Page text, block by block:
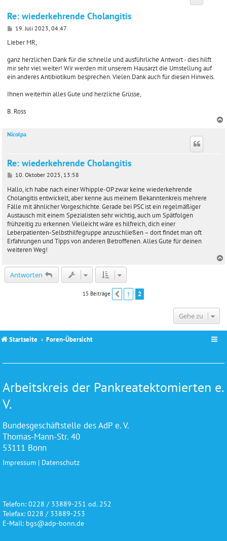
Re: wiederkehrende Cholangitis
B
i
a
g
19. Juli 2023, 04:47
Lieber MR,
ganz herzlichen Dank für die schnelle und ausführliche Antwort - dies hilft
mir sehr viel weiter! Wir werden mit unserem Hausarzt die Umstellung auf
ein anderes Antibiotikum besprechen. Vielen Dank auch für diesen Hinweis.
Ihnen weiterhin alles Gute und herzliche Grüsse,
B. Ross
Nicolpa
Re: wiederkehrende Cholangitis
B
i
t
r
a
g
10. Oktober 2025, 13:58
Hallo, ich habe nach einer Whipple-OP zwar keine wiederkehrende
Cholangitis entwickelt, aber kenne aus meinem Bekanntenkreis mehrere
Fälle mit ähnlicher Vorgeschichte. Gerade bei PSC ist ein regelmäßiger
Austausch mit einem Spezialisten sehr wichtig, auch um Spätfolgen
frühzeitig zu erkennen. Vielleicht wäre es hilfreich, dich einer
Leberpatienten-Selbsthilfegruppe anzuschließen – dort findet man oft
Erfahrungen und Tipps von anderen Betroffenen. Alles Gute für deinen
weiteren Weg!
Antworten
15 Beiträge Vorherige
1 2
Gehe zu
Startseite Foren-Übersicht
Arbeitskreis der Pankreatektomierten e.
V.
Bundesgeschäftstelle des AdP e. V.
Thomas-Mann-Str. 40
53111 Bonn
Impressum | Datenschutz
Telefon: 0228 / 33889-251 od. 252
Telefax: 0228 / 33889-253
E-Mail: bgs@adp-bonn.de